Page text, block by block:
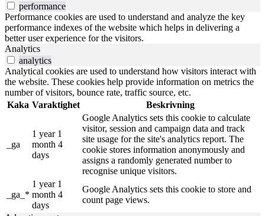
performance
Performance cookies are used to understand and analyze the key
performance indexes of the website which helps in delivering a
better user experience for the visitors.
Analytics
analytics
Analytical cookies are used to understand how visitors interact with
the website. These cookies help provide information on metrics the
number of visitors, bounce rate, traffic source, etc.
Kaka Varaktighet Beskrivning
_ga
1 year 1
month 4
days
Google Analytics sets this cookie to calculate
visitor, session and campaign data and track
site usage for the site's analytics report. The
cookie stores information anonymously and
assigns a randomly generated number to
recognise unique visitors.
_ga_*
1 year 1
month 4
days
Google Analytics sets this cookie to store and
count page views.